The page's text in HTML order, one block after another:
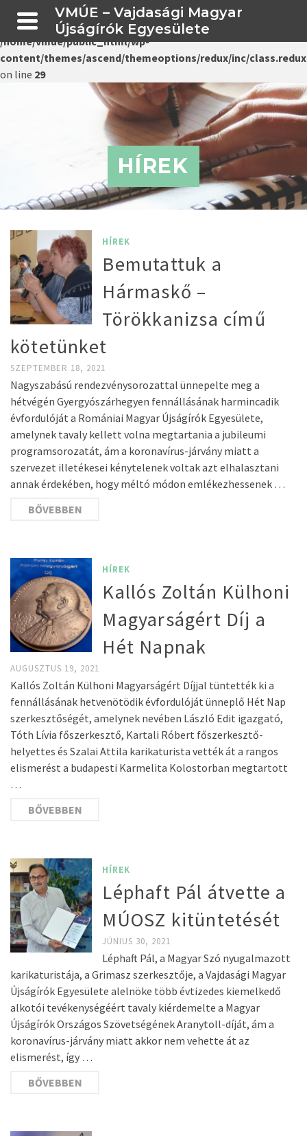
Warning
: Creating default object from empty value in
/home/vmue/public_html/wp-
content/themes/ascend/themeoptions/redux/inc/
on line 29
VMÚE – Vajdasági Magyar
Újságírók Egyesülete
HÍREK
HÍREK
Bemutattuk a
Hármaskő –
Törökkanizsa című
kötetünket
SZEPTEMBER 18, 2021
Nagyszabású rendezvénysorozattal ünnepelte meg a
hétvégén Gyergyószárhegyen fennállásának harmincadik
évfordulóját a Romániai Magyar Újságírók Egyesülete,
amelynek tavaly kellett volna megtartania a jubileumi
programsorozatát, ám a koronavírus-járvány miatt a
szervezet illetékesei kénytelenek voltak azt elhalasztani
annak érdekében, hogy méltó módon emlékezhessenek …
BŐVEBBEN
HÍREK
Kallós Zoltán Külhoni
Magyarságért Díj a
Hét Napnak
AUGUSZTUS 19, 2021
Kallós Zoltán Külhoni Magyarságért Díjjal tüntették ki a
fennállásának hetvenötödik évfordulóját ünneplő Hét Nap
szerkesztőségét, amelynek nevében László Edit igazgató,
Tóth Lívia főszerkesztő, Kartali Róbert főszerkesztő-
helyettes és Szalai Attila karikaturista vették át a rangos
elismerést a budapesti Karmelita Kolostorban megtartott
…
BŐVEBBEN
HÍREK
Léphaft Pál átvette a
MÚOSZ kitüntetését
JÚNIUS 30, 2021
Léphaft Pál, a Magyar Szó nyugalmazott
karikaturistája, a Grimasz szerkesztője, a Vajdasági Magyar
Újságírók Egyesülete alelnöke több évtizedes kiemelkedő
alkotói tevékenységéért tavaly kiérdemelte a Magyar
Újságírók Országos Szövetségének Aranytoll-díját, ám a
koronavírus-járvány miatt akkor nem vehette át az
elismerést, így …
BŐVEBBEN